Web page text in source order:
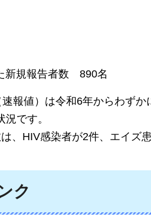
新規報告者数
890名
報値）は令和6年からわず
です。
、HIV感染者が2件、エイズ
ク